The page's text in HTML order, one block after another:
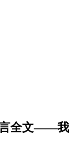
言全文——我